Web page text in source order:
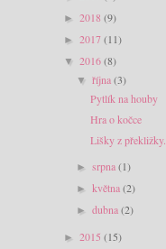
► 2018 (9)
► 2017(11)
▼ 2016(8)
▼října(3)
Pytlík na houby
Hra o kočce
Lišky z překližky.
►srpna(1)
►května(2)
►dubna(2)
► 2015 (15)